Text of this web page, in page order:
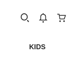
KIDS